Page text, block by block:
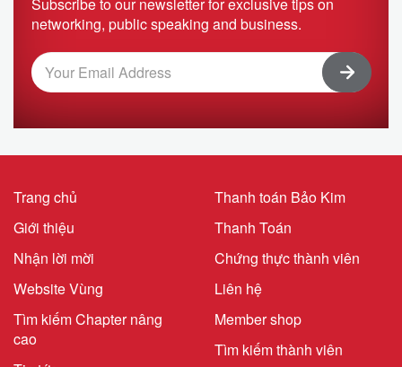
Subscribe to our newsletter for exclusive tips on
networking, public speaking and business.
Trang chủ
Giới thiệu
Nhận lời mời
Website Vùng
Tìm kiếm Chapter nâng
cao
Thanh toán Bảo Kim
Thanh Toán
Chứng thực thành viên
Liên hệ
Member shop
Tìm kiếm thành viên